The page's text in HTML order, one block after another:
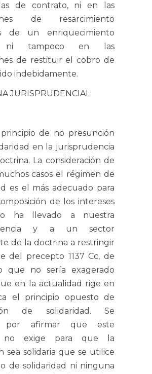
de contrato, ni en las
de resarcimiento
de un enriquecimiento
ni tampoco en las
de restituir el cobro de
indebidamente.
JURISPRUDENCIAL:
de no presunción
en la jurisprudencia
La consideración de
casos el régimen de
es el más adecuado para
de los intereses
ha llevado a nuestra
y a un sector
de la doctrina a restringir
del precepto 1137 Cc, de
que no sería exagerado
en la actualidad rige en
el principio opuesto de
de solidaridad. Se
por afirmar que este
no exige para que la
sea solidaria que se utilice
de solidaridad ni ninguna